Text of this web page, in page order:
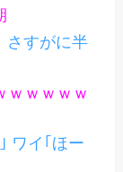
すがに半
ｗｗｗｗｗ
ワイ｢ほー